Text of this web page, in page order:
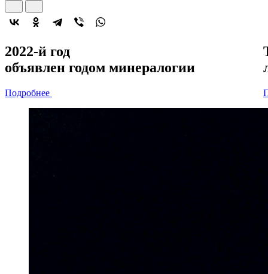
2022-й год
объявлен годом минералогии
Подробнее